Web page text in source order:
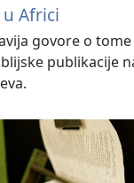
Africi
govore o
publikacije